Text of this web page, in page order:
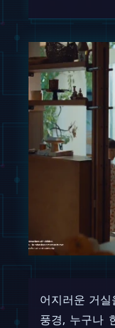
어지러운 거
풍경, 누구나